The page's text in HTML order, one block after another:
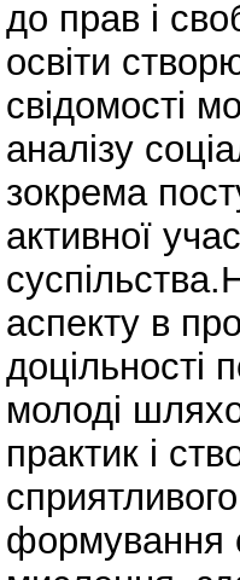
до прав і
освіти
свідомості
аналізу
зокрема
активної
аспекту в
доцільності
молоді
практик і
формування